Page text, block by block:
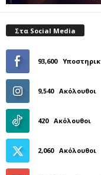
Στα Social Media
93,600
9,540 Ακόλουθοι
420 Ακόλουθοι
2,060 Ακόλουθοι